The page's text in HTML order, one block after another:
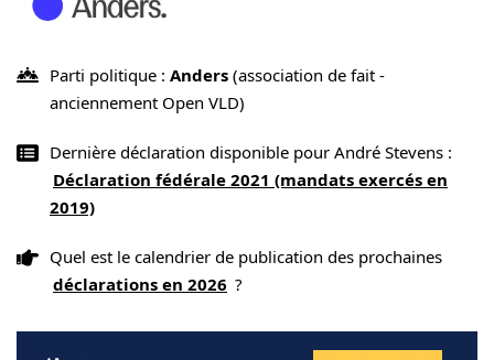
Parti politique : Anders (association de fait -
anciennement Open VLD)
Dernière déclaration disponible pour André Stevens :
Déclaration fédérale 2021 (mandats exercés en
2019)
Quel est le calendrier de publication des prochaines
déclarations en 2026 ?